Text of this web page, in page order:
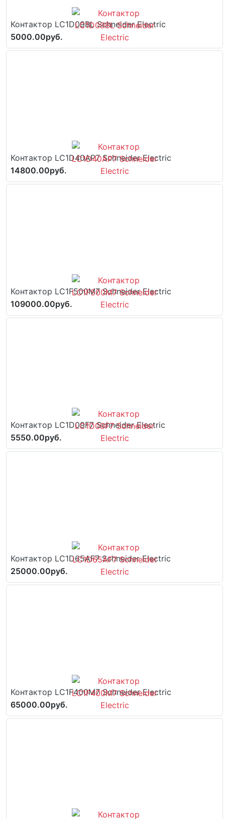
Контактор LC1D09BL Schneider Electric
5000.00руб.
Контактор LC1D40AP7 Schneider Electric
14800.00руб.
Контактор LC1F500M7 Schneider Electric
109000.00руб.
Контактор LC1D09F7 Schneider Electric
5550.00руб.
Контактор LC1D65AF7 Schneider Electric
25000.00руб.
Контактор LC1F400M7 Schneider Electric
65000.00руб.